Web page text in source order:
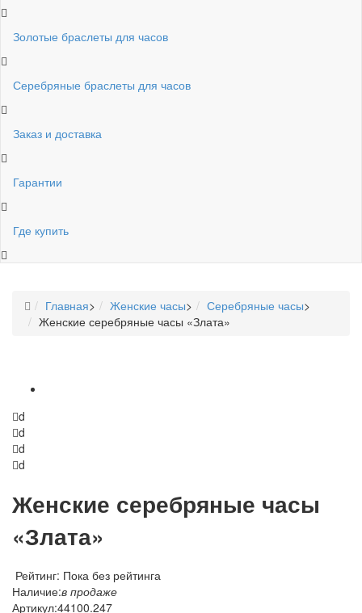
Золотые браслеты для часов
Серебряные браслеты для часов
Заказ и доставка
Гарантии
Где купить
Главная> Женские часы> Серебряные часы>
Женские серебряные часы «Злата»
d
d
d
d
Женские серебряные часы
«Злата»
Рейтинг: Пока без рейтинга
Наличие:в продаже
Артикул:44100.247